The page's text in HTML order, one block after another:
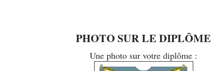
PHOTO SUR LE DIPLÔME
Une photo sur votre diplôme :